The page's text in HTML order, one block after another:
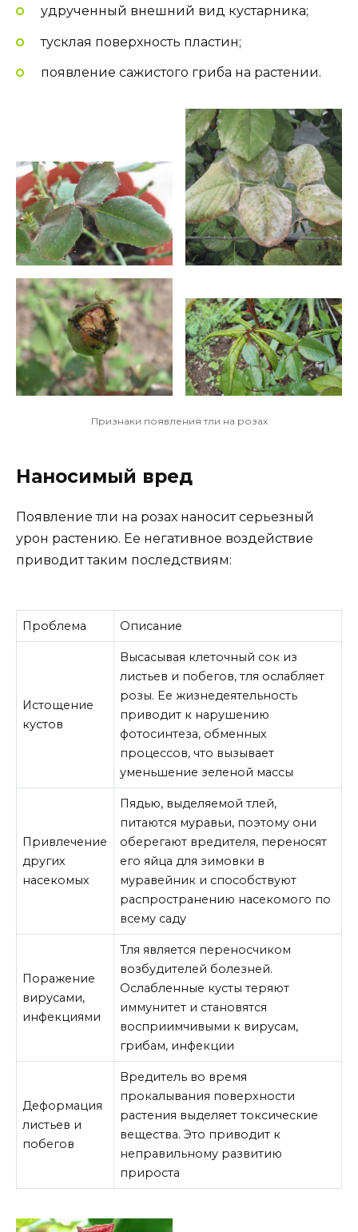
удрученный внешний вид кустарника;
тусклая поверхность пластин;
появление сажистого гриба на растении.
Признаки появления тли на розах
Наносимый вред
Появление тли на розах наносит серьезный
урон растению. Ее негативное воздействие
приводит таким последствиям:
Проблема Описание
Истощение
кустов
Высасывая клеточный сок из
листьев и побегов, тля ослабляет
розы. Ее жизнедеятельность
приводит к нарушению
фотосинтеза, обменных
процессов, что вызывает
уменьшение зеленой массы
Привлечение
других
насекомых
Пядью, выделяемой тлей,
питаются муравьи, поэтому они
оберегают вредителя, переносят
его яйца для зимовки в
муравейник и способствуют
распространению насекомого по
всему саду
Поражение
вирусами,
инфекциями
Тля является переносчиком
возбудителей болезней.
Ослабленные кусты теряют
иммунитет и становятся
восприимчивыми к вирусам,
грибам, инфекции
Деформация
листьев и
побегов
Вредитель во время
прокалывания поверхности
растения выделяет токсические
вещества. Это приводит к
неправильному развитию
прироста